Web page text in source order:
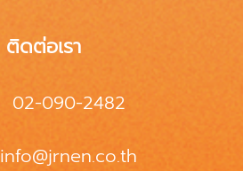
ติดต่อเรา
02-090-2482
info@jrnen.co.th